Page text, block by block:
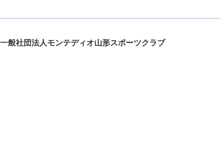
一般社団法人モンテディオ山形スポーツクラブ